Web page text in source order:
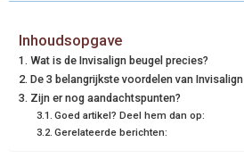
Inhoudsopgave
Wat is de Invisalign beugel precies?
De 3 belangrijkste voordelen van Invisalign
Zijn er nog aandachtspunten?
Goed artikel? Deel hem dan op:
Gerelateerde berichten: